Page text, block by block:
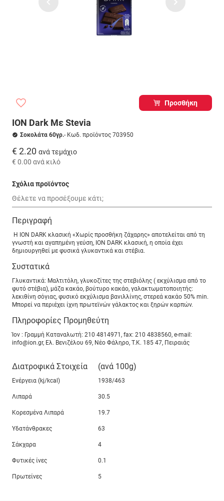
Προσθήκη
ΙΟΝ Dark Με Stevia
Σοκολάτα 60γρ.- Κωδ. προϊόντος 703950
€ 2.20 ανά τεμάχιο
€ 0.00 ανά κιλό
Σχόλια προϊόντος
Περιγραφή
Η ION DARK κλασική «Χωρίς προσθήκη ζάχαρης» αποτελείται από τη
γνωστή και αγαπημένη γεύση, ION DARK κλασική, η οποία έχει
δημιουργηθεί με φυσικά γλυκαντικά και στέβια.
Συστατικά
Γλυκαντικά: Μαλτιτόλη, γλυκοζίτες της στεβιόλης ( εκχύλισμα από το
φυτό στέβια), μάζα κακάο, βούτυρο κακάο, γαλακτωματοποιητής:
λεκιθίνη σόγιας, φυσικό εκχύλισμα βανιλλίνης, στερεά κακάο 50% min.
Μπορεί να περιέχει ίχνη πρωτεϊνών γάλακτος και ξηρών καρπών.
Πληροφορίες Προμηθεύτη
Ίον : Γραμμή Καταναλωτή: 210 4814971, fax: 210 4838560, e-mail:
info@ion.gr, Ελ. Βενιζέλου 69, Νέο Φάληρο, Τ.Κ. 185 47, Πειραιάς
Διατροφικά Στοιχεία (ανά 100g)
Ενέργεια (kj/kcal) 1938/463
Λιπαρά 30.5
Κορεσμένα Λιπαρά 19.7
Υδατάνθρακες 63
Σάκχαρα 4
Φυτικές ίνες 0.1
Πρωτείνες 5